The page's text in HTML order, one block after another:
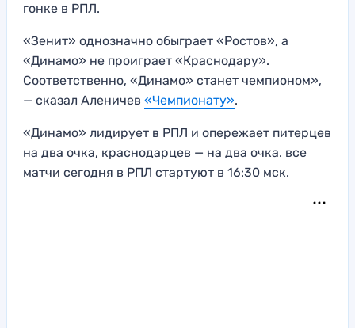
гонке в РПЛ.
«Зенит» однозначно обыграет «Ростов», а
«Динамо» не проиграет «Краснодару».
Соответственно, «Динамо» станет чемпионом»,
— сказал Аленичев «Чемпионату».
«Динамо» лидирует в РПЛ и опережает питерцев
на два очка, краснодарцев — на два очка. все
матчи сегодня в РПЛ стартуют в 16:30 мск.